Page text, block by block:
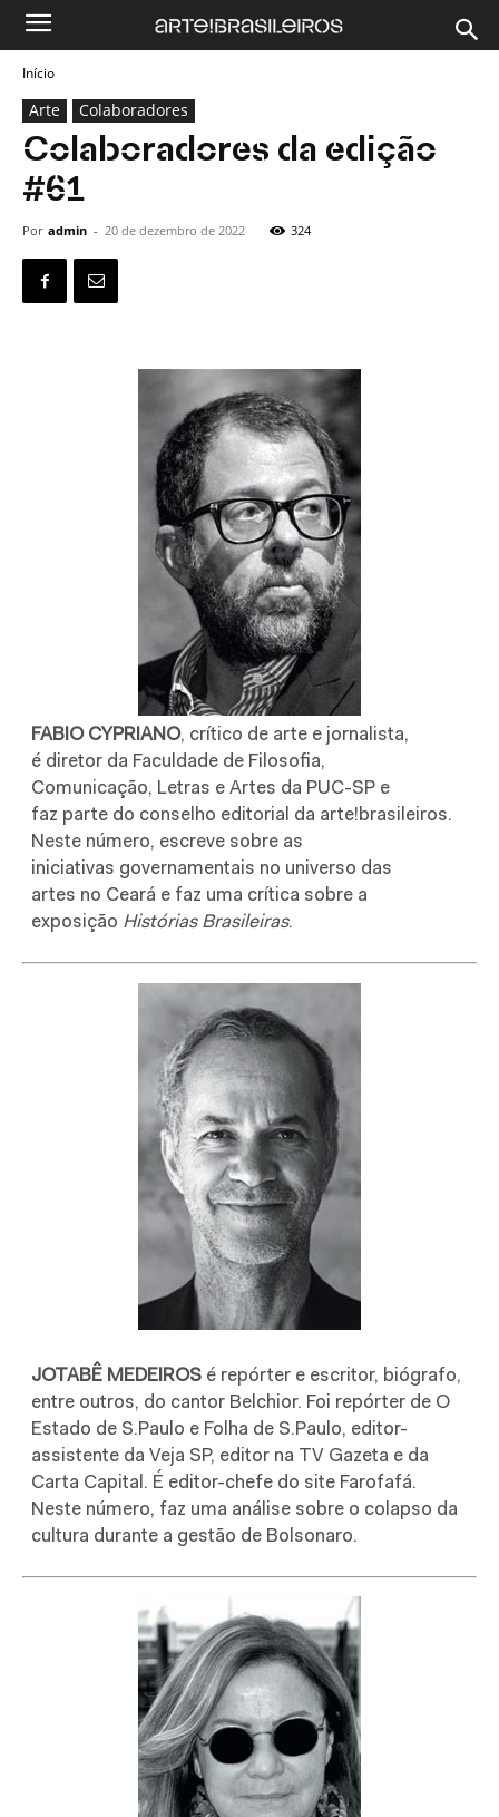
Início
Arte Colaboradores
Colaboradores da edição
#61
Por admin - 20 de dezembro de 2022 324
FABIO CYPRIANO, crítico de arte e jornalista,
é diretor da Faculdade de Filosofia,
Comunicação, Letras e Artes da PUC-SP e
faz parte do conselho editorial da arte!brasileiros.
Neste número, escreve sobre as
iniciativas governamentais no universo das
artes no Ceará e faz uma crítica sobre a
exposição Histórias Brasileiras.
JOTABÊ MEDEIROS é repórter e escritor, biógrafo,
entre outros, do cantor Belchior. Foi repórter de O
Estado de S.Paulo e Folha de S.Paulo, editor-
assistente da Veja SP, editor na TV Gazeta e da
Carta Capital. É editor-chefe do site Farofafá.
Neste número, faz uma análise sobre o colapso da
cultura durante a gestão de Bolsonaro.